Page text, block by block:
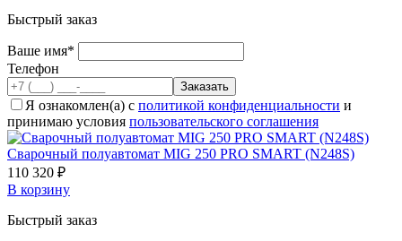
Быстрый заказ
Ваше имя*
Телефон
Я ознакомлен(а) с политикой конфиденциальности и
принимаю условия пользовательского соглашения
Cварочный полуавтомат MIG 250 PRO SMART (N248S)
110 320 ₽
В корзину
Быстрый заказ